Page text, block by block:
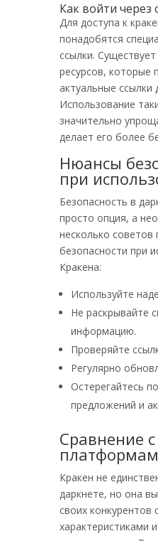
Как войти через
Для доступа к
понадобятся
ссылки.
ресурсов, которые
актуальные ссылки
Использование
значительно
делает его более
Нюансы
при
Безопасность в
просто опция, а
несколько
безопасности при
Кракена:
Используйте
Не раскрывайте
информацию.
Проверяйте
Регулярно
Остерегайтесь
предложений и
Сравнение
Кракен не
даркнете, но она
своих конкурентов
характеристиками